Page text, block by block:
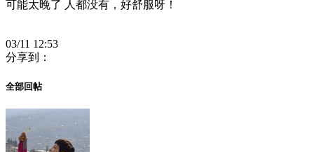
可能太晚了 人都没有，好舒服呀！
03/11 12:53
分享到：
全部回帖